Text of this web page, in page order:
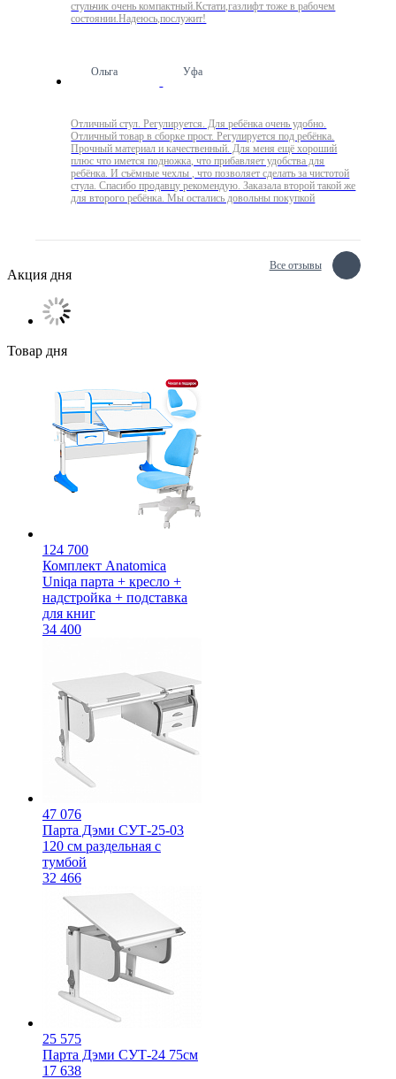
стульчик очень компактный.Кстати,газлифт тоже в рабочем
состоянии.Надеюсь,послужит!
Ольга Уфа
Отличный стул. Регулируется. Для ребёнка очень удобно.
Отличный товар в сборке прост. Регулируется под ребёнка.
Прочный материал и качественный. Для меня ещё хороший
плюс что имется подножка, что прибавляет удобства для
ребёнка. И съёмные чехлы , что позволяет сделать за чистотой
стула. Спасибо продавцу рекомендую. Заказала второй такой же
для второго ребёнка. Мы остались довольны покупкой
Все отзывы
Акция дня
Товар дня
124 700
Комплект Anatomica
Uniqa парта + кресло +
надстройка + подставка
для книг
34 400
47 076
Парта Дэми СУТ-25-03
120 см раздельная с
тумбой
32 466
25 575
Парта Дэми СУТ-24 75см
17 638